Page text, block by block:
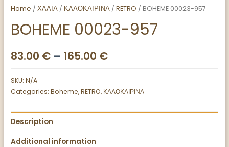
Home /ΧΑΛΙΑ / ΚΑΛΟΚΑΙΡΙΝΑ /RETRO / BOHEME 00023-957
BOHEME 00023-957
83.00 € – 165.00 €
SKU:N/A
Categories:Boheme,RETRO, ΚΑΛΟΚΑΙΡΙΝΑ
Description
Additional information